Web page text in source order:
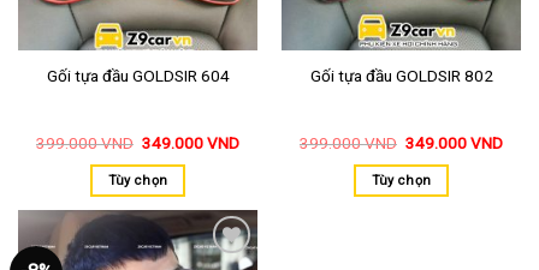
Gối tựa đầu GOLDSIR 604
399.000VND 349.000VND
Tùy chọn
Gối tựa đầu GOLDSIR 802
399.000VND 349.000VND
Tùy chọn